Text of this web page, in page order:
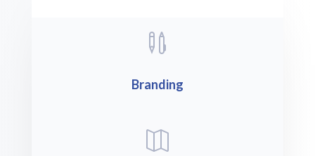

Branding
